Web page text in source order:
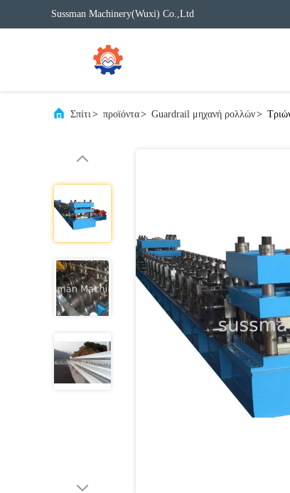
Sussman Machinery(Wuxi) Co.,Ltd
Σπίτι> προϊόντα> Guardrail μηχανή ρολλών>